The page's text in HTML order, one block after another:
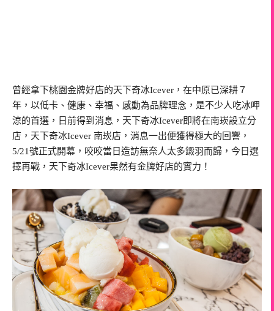
曾經拿下桃園金牌好店的天下奇冰Icever，在中原已深耕７
年，以低卡、健康、幸福、感動為品牌理念，是不少人吃冰呷
涼的首選，日前得到消息，天下奇冰Icever即將在南崁設立分
店，天下奇冰Icever 南崁店，消息一出便獲得極大的回響，
5/21號正式開幕，咬咬當日造訪無奈人太多鎩羽而歸，今日選
擇再戰，天下奇冰Icever果然有金牌好店的實力！